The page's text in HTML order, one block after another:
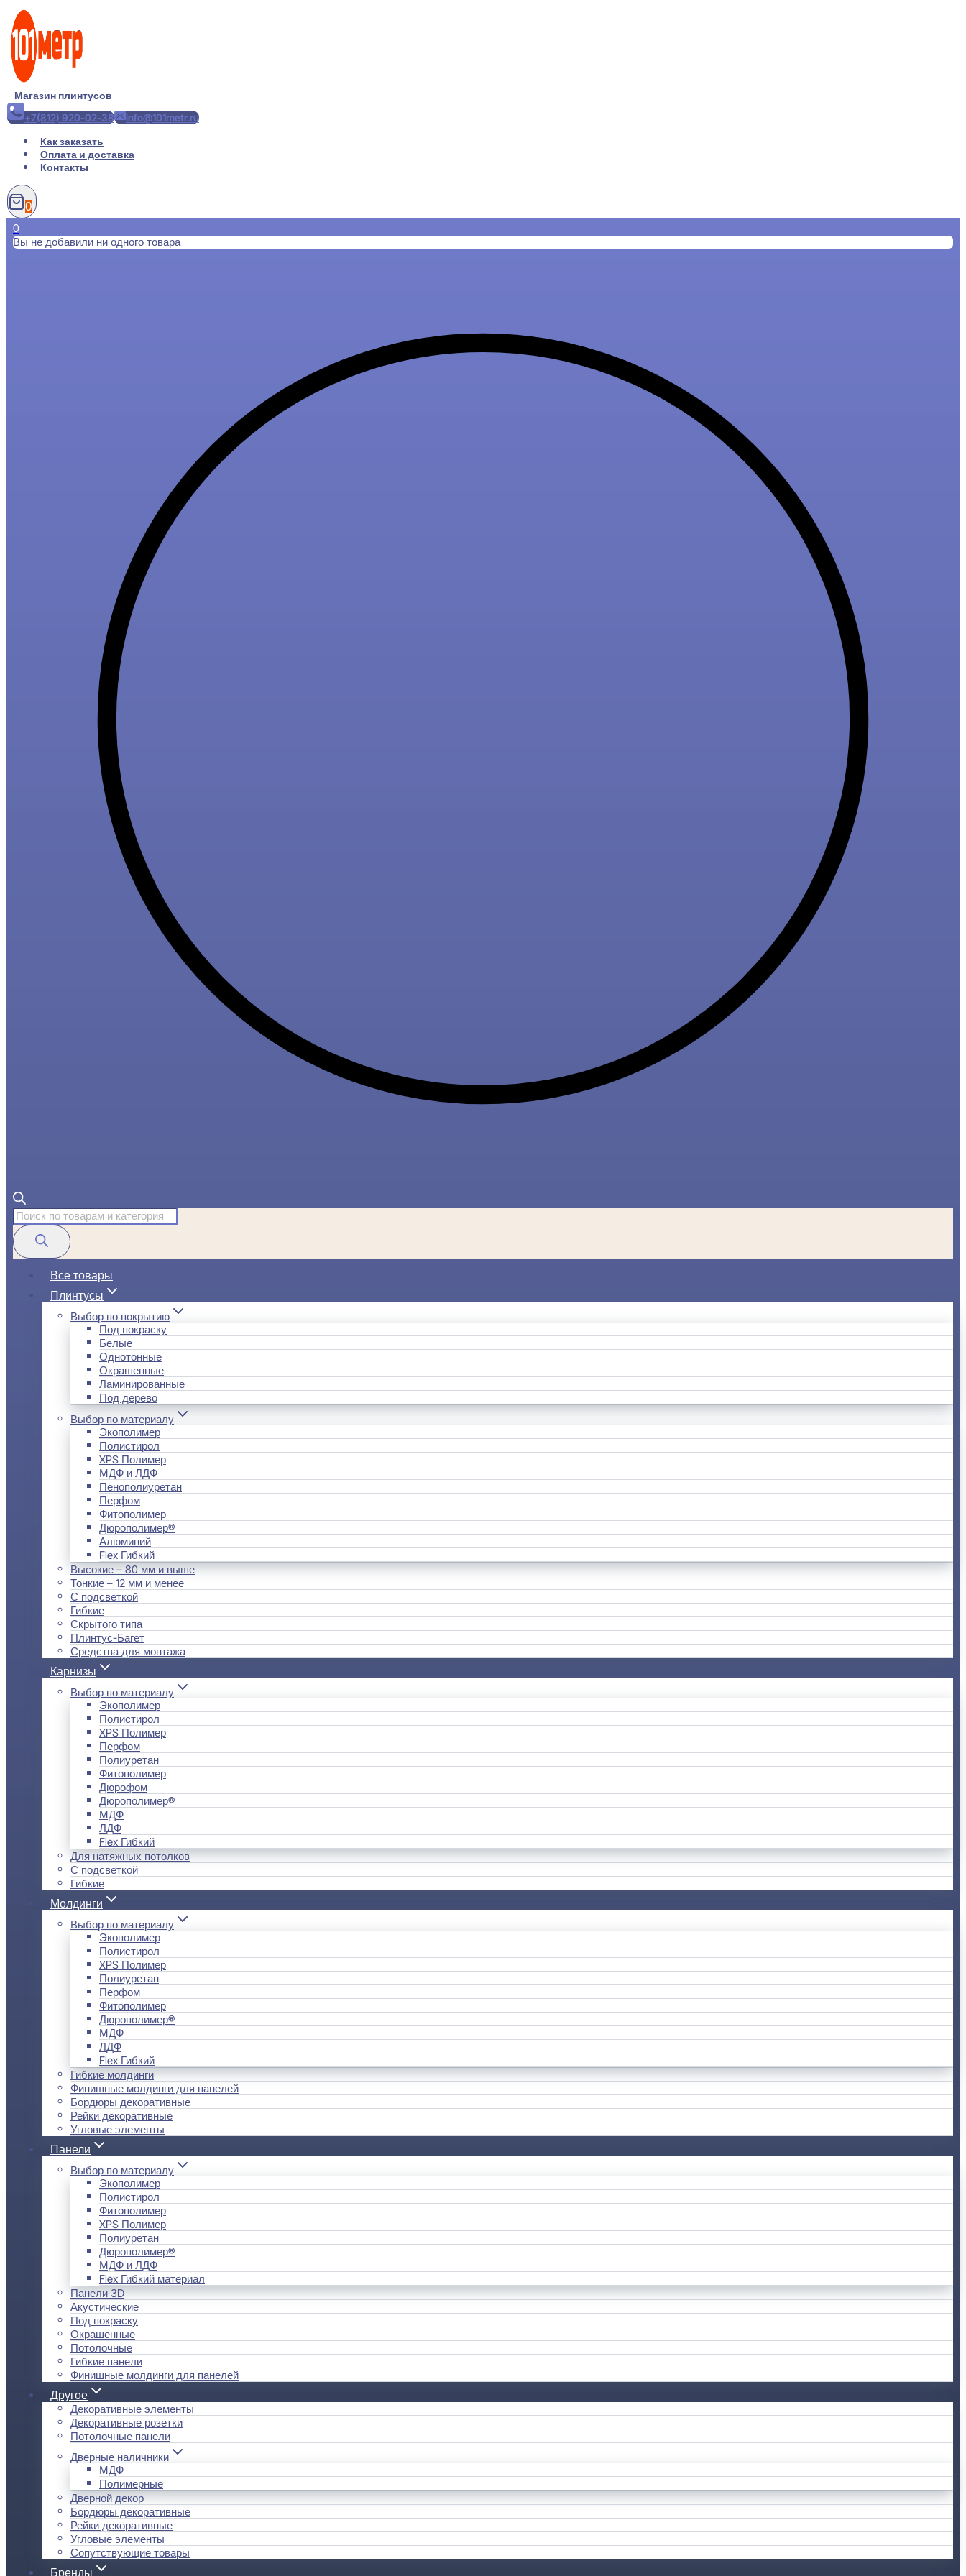
Перейти
содержимому
Магазин плинтусов
+7(812) 920-02-38
info@101metr.ru
Как заказать
Оплата и доставка
Контакты
0
0
Вы не добавили ни одного товара
Поиск
товаров
Все товары
Плинтусы
Выбор по покрытию
Под покраску
Белые
Однотонные
Окрашенные
Ламинированные
Под дерево
Выбор по материалу
Экополимер
Полистирол
XPS Полимер
МДФ и ЛДФ
Пенополиуретан
Перфом
Фитополимер
Дюрополимер®
Алюминий
Flex Гибкий
Высокие – 80 мм и выше
Тонкие – 12 мм и менее
С подсветкой
Гибкие
Скрытого типа
Плинтус-Багет
Средства для монтажа
Карнизы
Выбор по материалу
Экополимер
Полистирол
XPS Полимер
Перфом
Полиуретан
Фитополимер
Дюрофом
Дюрополимер®
МДФ
ЛДФ
Flex Гибкий
Для натяжных потолков
С подсветкой
Гибкие
Молдинги
Выбор по материалу
Экополимер
Полистирол
XPS Полимер
Полиуретан
Перфом
Фитополимер
Дюрополимер®
МДФ
ЛДФ
Flex Гибкий
Гибкие молдинги
Финишные молдинги для панелей
Бордюры декоративные
Рейки декоративные
Угловые элементы
Панели
Выбор по материалу
Экополимер
Полистирол
Фитополимер
XPS Полимер
Полиуретан
Дюрополимер®
МДФ и ЛДФ
Flex Гибкий материал
Панели 3D
Акустические
Под покраску
Окрашенные
Потолочные
Гибкие панели
Финишные молдинги для панелей
Другое
Декоративные элементы
Декоративные розетки
Потолочные панели
Дверные наличники
МДФ
Полимерные
Дверной декор
Бордюры декоративные
Рейки декоративные
Угловые элементы
Сопутствующие товары
Бренды